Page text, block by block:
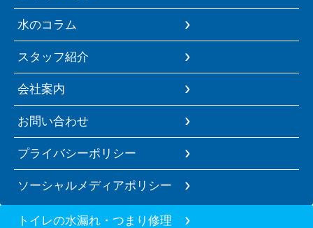
水のコラム
スタッフ紹介
会社案内
お問い合わせ
プライバシーポリシー
ソーシャルメディアポリシー
トイレの水漏れ・つまり修理